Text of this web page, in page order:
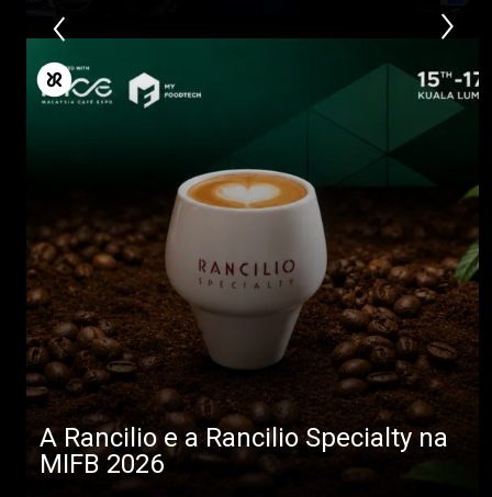
A Rancilio e a Rancilio Specialty na
MIFB 2026